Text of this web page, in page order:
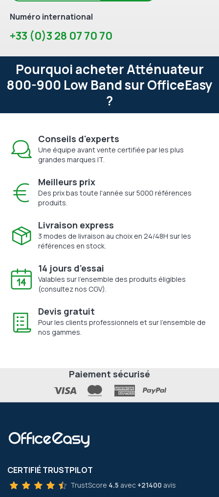
Numéro international
+33 (0)3 28 07 70 70
Pourquoi acheter Atténuateur
800-900 Low Band sur OfficeEasy
?
Conseils d'experts
Une équipe avant vente certifiée par les plus
grandes marques IT.
Meilleurs prix
Des prix bas toute l'année sur 5000 références
produits.
Livraison express
3 modes de livraison au choix en 24/48H sur les
références en stock.
14 jours d'essai
Valables sur l'ensemble des produits éligibles
(consultez nos CGV).
Devis gratuit
Pour les clients professionnels et sur l'ensemble de
nos gammes.
Paiement sécurisé
CERTIFIÉ TRUSTPILOT
TrustScore 4.5 avec +21400 avis